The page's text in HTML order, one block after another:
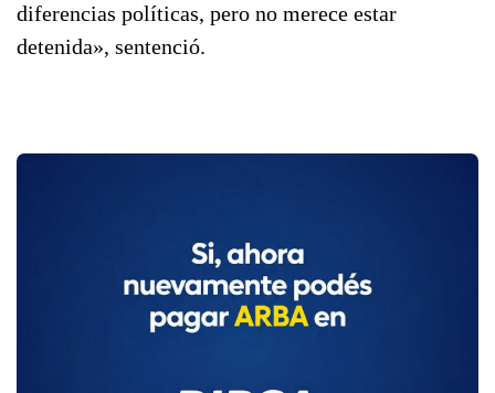
diferencias políticas, pero no merece estar
detenida», sentenció.